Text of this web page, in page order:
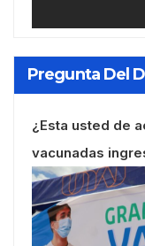
Pregunta Del
¿Esta usted de
vacunadas